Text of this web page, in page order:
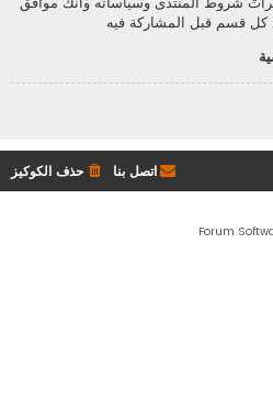
كل قسم قبل المشاركة فيه
حذف الكوكيز اتصل بنا